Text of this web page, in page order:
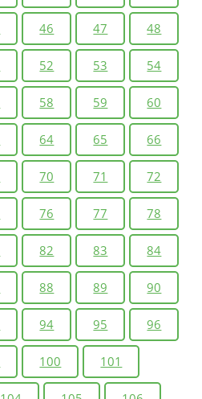
46 47 48
52 53 54
58 59 60
64 65 66
70 71 72
76 77 78
82 83 84
88 89 90
94 95 96
100 101